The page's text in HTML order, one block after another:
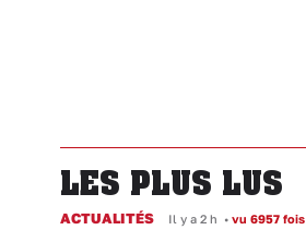
LES PLUS LUS
ACTUALITÉS Il y a 2 h • vu 6957 fois